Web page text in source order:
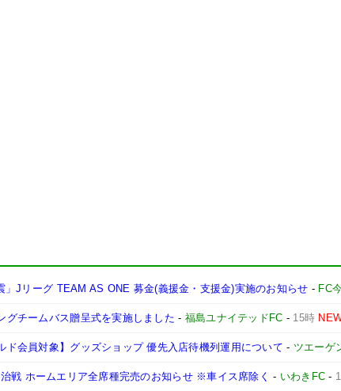
」Jリーグ TEAM AS ONE 募金(義援金・支援金)実施のお知らせ - FC
グチームバス贈呈式を実施しました - 福島ユナイテッドFC - 15時
ド会員対象】グッズショップ 優先入店待機列運用について - ツエーゲ
治戦 ホームエリア全席種完売のお知らせ ※車イス席除く - いわきFC -